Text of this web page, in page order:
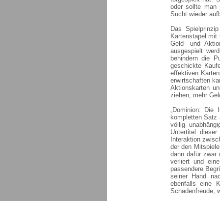
oder sollte man
Sucht wieder
Das
Kartenstapel
Geld- und
ausgespielt
behindern die
geschickte
effektiven
erwirtschaften
Aktionskarten
ziehen, mehr
„Dominion: Die
kompletten
völlig
Untertitel
Interaktion
der den
dann dafür zwar
verliert und
passendere
seiner Hand
ebenfalls eine
Schadenfreude,